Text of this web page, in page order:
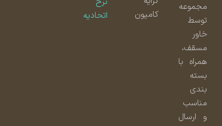
مجموعه
توسط
مسقف،
همراه با
بسته
بندی
مناسب
و ارسال
کامیون
اتحادیه